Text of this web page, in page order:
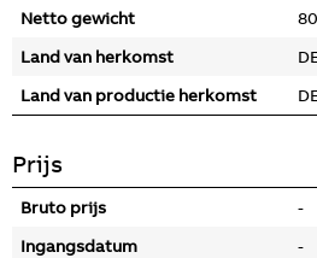
Netto gewicht
Land van herkomst
Land van productie herkomst
Prijs
Bruto prijs
-
Ingangsdatum
-